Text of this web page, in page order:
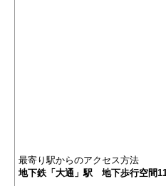
最寄り駅からのアクセス方法
地下鉄「大通」駅 地下歩行空間